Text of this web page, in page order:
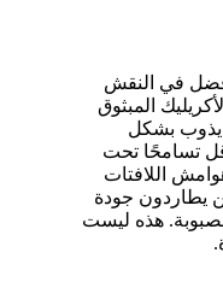
في النقش
المبثوق
يذوب بشكل
تسامحًا تحت
اللافتات
يطاردون جودة
هذه ليست